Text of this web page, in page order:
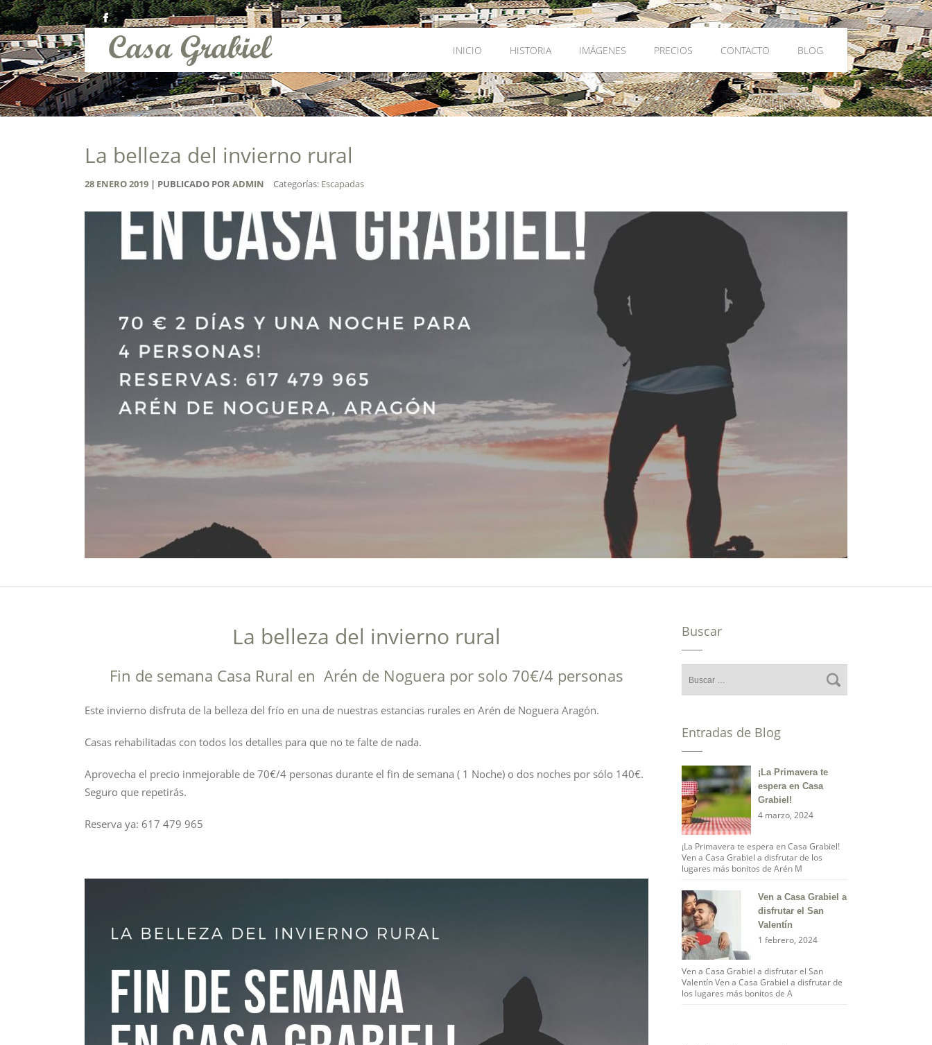
INICIO HISTORIA IMÁGENES PRECIOS CONTACTO BLOG
La belleza del invierno rural
28 ENERO2019 PUBLICADO PORADMIN Categorías: Escapadas
La belleza del invierno rural
Fin de semana Casa Rural en Arén de Noguera por solo 70€/4 personas
Este invierno disfruta de la belleza del frío en una de nuestras estancias rurales en Arén de Noguera Aragón.
Casas rehabilitadas con todos los detalles para que no te falte de nada.
Aprovecha el precio inmejorable de 70€/4 personas durante el fin de semana ( 1 Noche) o dos noches por sólo 140€.
Seguro que repetirás.
Reserva ya: 617 479 965
Buscar
Entradas de Blog
¡La Primavera te
espera en Casa
Grabiel!
4 marzo, 2024
¡La Primavera te espera en Casa Grabiel!
Ven a Casa Grabiel a disfrutar de los
lugares más bonitos de Arén M
Ven a Casa Grabiel a
disfrutar el San
Valentín
1 febrero, 2024
Ven a Casa Grabiel a disfrutar el San
Valentín Ven a Casa Grabiel a disfrutar de
los lugares más bonitos de A